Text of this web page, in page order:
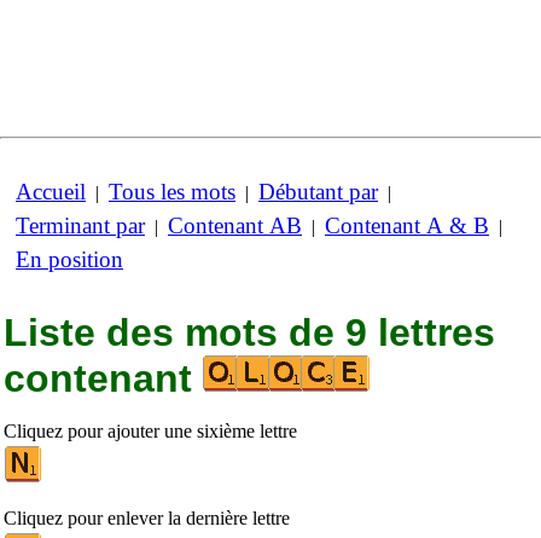
Accueil | Tous les mots | Débutant par|
Terminant par| Contenant AB | Contenant A & B |
En position
Liste des mots de 9 lettres
contenant
Cliquez pour ajouter une sixième lettre
Cliquez pour enlever la dernière lettre